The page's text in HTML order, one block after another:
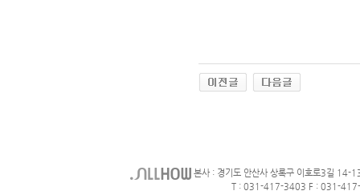
본사 : 경기도 안산사 상록구 이호로3길 14-
T : 031-417-3403 F : 031-